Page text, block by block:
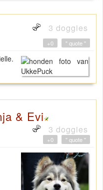
3 doggies
" quote "
+0
& Evi
3 doggies
" quote "
+0